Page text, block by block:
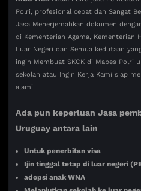
Polri, profesional cepat dan Sangat
Jasa Menerjemahkan dokumen
di Kementerian Agama, Kementerian
Luar Negeri dan Semua kedutaan
ingin Membuat SKCK di Mabes Polri
sekolah atau Ingin Kerja Kami siap
alami.
Ada pun keperluan Jasa
Uruguay antara lain
Untuk penerbitan visa
Ijin tinggal tetap di luar negeri
adopsi anak WNA